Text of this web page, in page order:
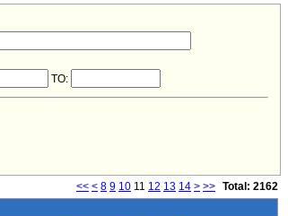
TO:
<< < 8 9 10 11 12 13 14 > >> Total: 2162